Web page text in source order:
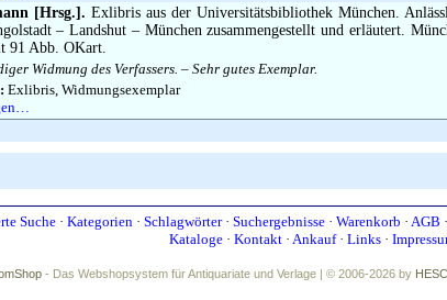
[Hrsg.]. Exlibris aus der Universitätsbibliothek München.
– Landshut – München zusammengestellt und erläutert.
91 Abb. OKart.
Widmung des Verfassers. – Sehr gutes Exemplar.
Exlibris, Widmungsexemplar
Suche · Kategorien · Schlagwörter· Suchergebnisse · Warenkorb · AGB ·
Kataloge· Kontakt· Ankauf· Links·
- Das Webshopsystem für Antiquariate und Verlage | © 2006-2026 by